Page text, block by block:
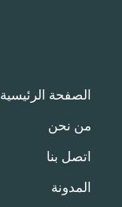
الصفحة الرئيسية
من نحن
اتصل بنا
المدونة